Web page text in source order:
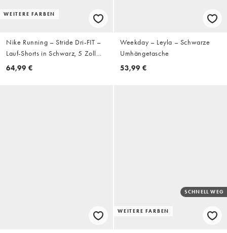
WEITERE FARBEN
Nike Running – Stride Dri-FIT –
Lauf-Shorts in Schwarz, 5 Zoll
Schrittlänge
64,99 €
Weekday – Leyla – Schwarze
Umhängetasche
53,99 €
WEITERE FARBEN
SCHNELL WEG